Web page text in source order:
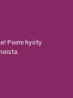
Poimi hyöty